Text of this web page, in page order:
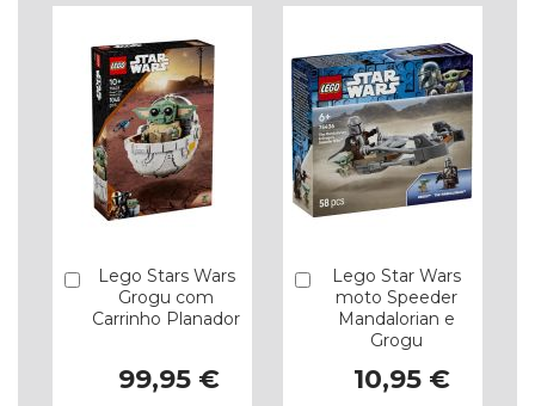
Lego Stars Wars
Grogu com
Carrinho Planador
99,95 €
Comprar
Lego Star Wars
moto Speeder
Mandalorian e
Grogu
10,95 €
Comprar